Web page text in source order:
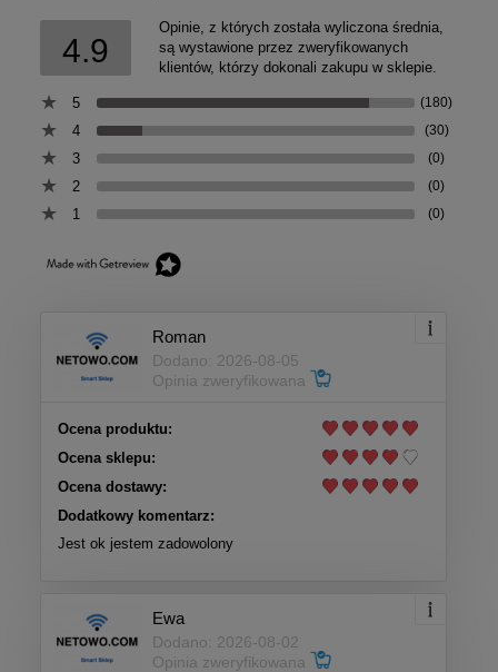
4.9
Opinie, z których została wyliczona średnia,
są wystawione przez zweryfikowanych
klientów, którzy dokonali zakupu w sklepie.
5 (180)
4 (30)
3 (0)
2 (0)
1 (0)
Roman
Dodano: 2026-08-05
Opinia zweryfikowana
Ocena produktu:
Ocena sklepu:
Ocena dostawy:
Dodatkowy komentarz:
Jest ok jestem zadowolony
Ewa
Dodano: 2026-08-02
Opinia zweryfikowana